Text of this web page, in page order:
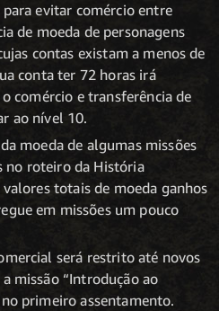
evitar comércio entre
de moeda de personagens
contas existam a menos de
conta ter 72 horas irá
comércio e transferência de
ao nível 10.
moeda de algumas missões
no roteiro da História
totais de moeda ganhos
em missões um pouco
será restrito até novos
missão “Introdução ao
primeiro assentamento.